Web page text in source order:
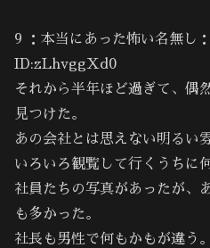
9 ：本当にあった怖い名無
ID:zLhvggXd0
それから半年ほど過ぎて、偶
見つけた。
あの会社とは思えない明るい
いろいろ観覧して行くうちに
社員たちの写真があったが、
も多かった。
社長も男性で何もかもが違う。